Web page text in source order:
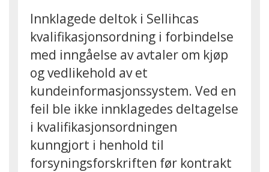
Innklagede deltok i Sellihcas
kvalifikasjonsordning i forbindelse
med inngåelse av avtaler om kjøp
og vedlikehold av et
kundeinformasjonssystem. Ved en
feil ble ikke innklagedes deltagelse
i kvalifikasjonsordningen
kunngjort i henhold til
forsyningsforskriften før kontrakt